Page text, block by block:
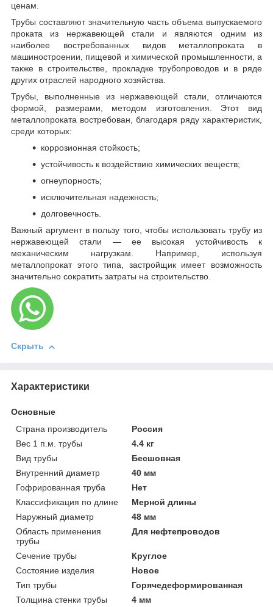
ценам.
Трубы составляют значительную часть объема выпускаемого
проката из нержавеющей стали и являются одним из
наиболее востребованных видов металлопроката в
машиностроении, пищевой и химической промышленности, а
также в строительстве, прокладке трубопроводов и в ряде
других отраслей народного хозяйства.
Трубы, выполненные из нержавеющей стали, отличаются
формой, размерами, методом изготовления. Этот вид
металлопроката востребован, благодаря ряду характеристик,
среди которых:
коррозионная стойкость;
устойчивость к воздействию химических веществ;
огнеупорность;
исключительная надежность;
долговечность.
Важный аргумент в пользу того, чтобы использовать трубу из
нержавеющей стали — ее высокая устойчивость к
механическим нагрузкам. Например, используя
металлопрокат этого типа, застройщик имеет возможность
значительно сократить затраты на строительство.
Скрыть
Характеристики
Основные
Страна производитель
Россия
Вес 1 п.м. трубы
4.4 кг
Вид трубы
Бесшовная
Внутренний диаметр
40 мм
Гофрированная труба
Нет
Классификация по длине
Мерной длины
Наружный диаметр
48 мм
Область применения
трубы
Для нефтепроводов
Сечение трубы
Круглое
Состояние изделия
Новое
Тип трубы
Горячедеформированная
Толщина стенки трубы
4 мм